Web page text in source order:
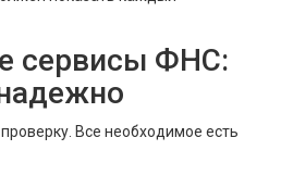
сервисы ФНС:
Все необходимое есть